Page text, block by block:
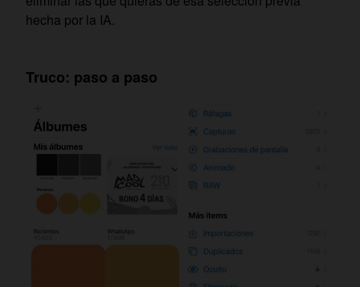
hecha por la IA.
Truco: paso a paso